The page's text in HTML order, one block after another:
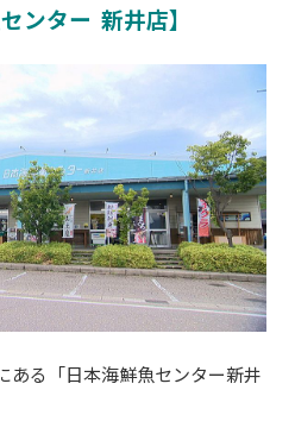
ンター 新井店】
ある「日本海鮮魚センター新井